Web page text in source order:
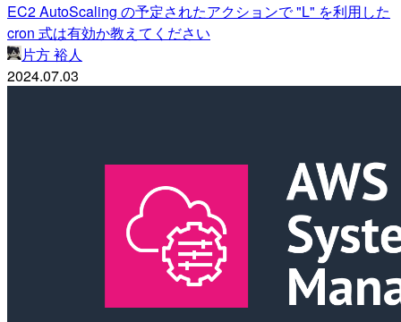
EC2 AutoScaling の予定されたアクションで "L" を利用した
cron 式は有効か教えてください
片方 裕人
2024.07.03